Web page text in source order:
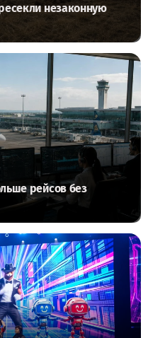
незаконную
рейсов без